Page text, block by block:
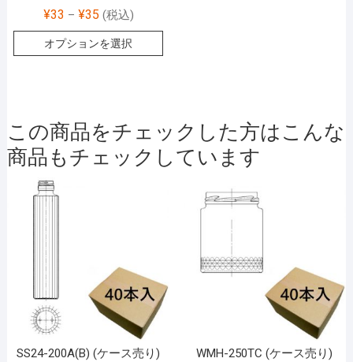
¥33 – ¥35 (税込)
オプションを選択
この商品をチェックした方はこんな
商品もチェックしています
SS24-200A(B) (ケース売り) WMH-250TC (ケース売り)